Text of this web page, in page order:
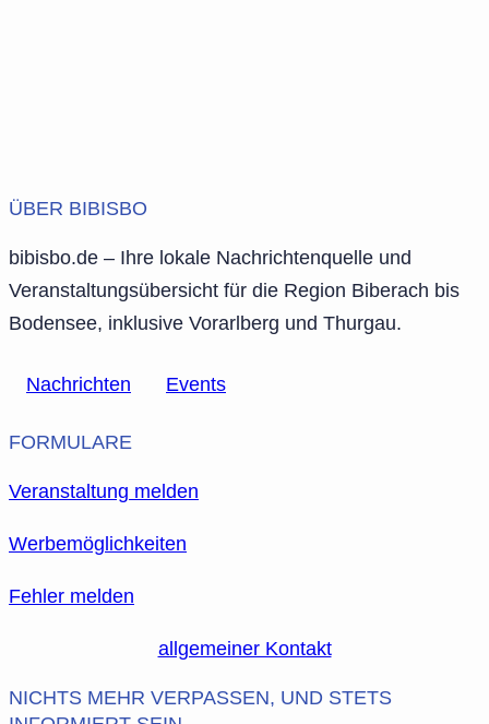
ÜBER BIBISBO
bibisbo.de – Ihre lokale Nachrichtenquelle und
Veranstaltungsübersicht für die Region Biberach bis
Bodensee, inklusive Vorarlberg und Thurgau.
Nachrichten Events
FORMULARE
Veranstaltung melden
Werbemöglichkeiten
Fehler melden
allgemeiner Kontakt
NICHTS MEHR VERPASSEN, UND STETS